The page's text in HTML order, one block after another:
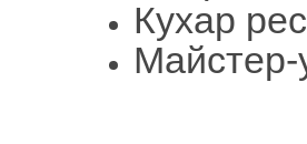
Кухар
Майстер-